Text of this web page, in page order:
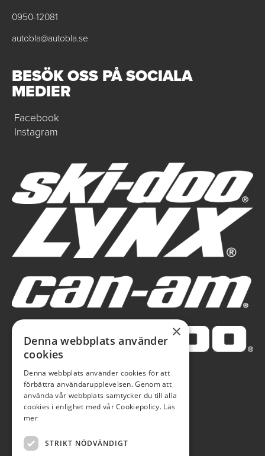
0950-12081
autobla@autobla.se
BESÖK OSS PÅ SOCIALA
MEDIER
Facebook
Instagram
×
Denna webbplats använder
cookies
Denna webbplats använder cookies för att
förbättra användarupplevelsen. Genom att
använda vår webbplats samtycker du till alla
cookies i enlighet med vår Cookiepolicy. Läs
mer
STRIKT NÖDVÄNDIGT